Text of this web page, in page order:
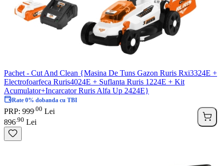
Pachet - Cut And Clean {Masina De Tuns Gazon Ruris Rxi3324E +
Electrofoarfeca Ruris4024E + Suflanta Ruris 1224E + Kit
Acumulator+Incarcator Ruris Alfa Up 2424E}
Rate 0% dobanda cu TBI
PRP: 999 00 Lei
896 90 Lei